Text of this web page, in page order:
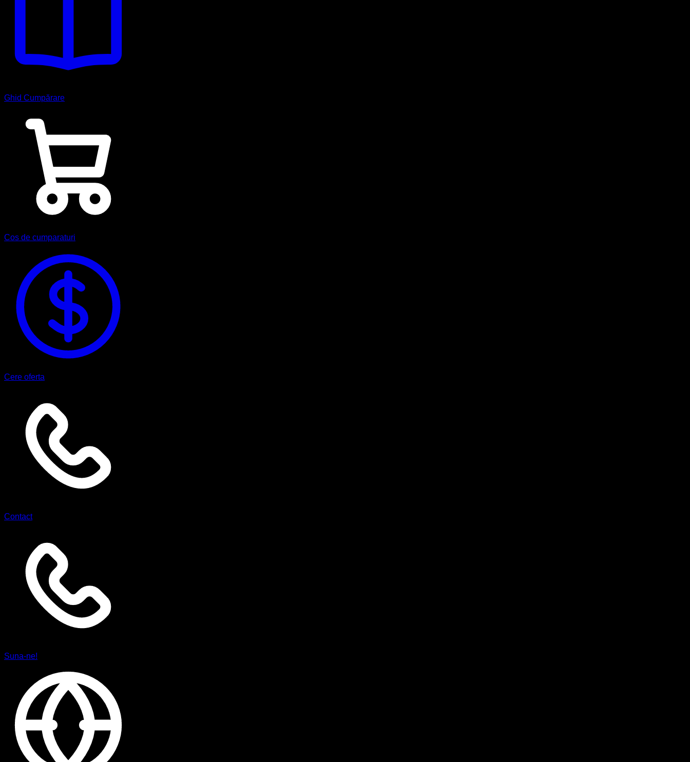
Ghid Cumpărare
Cos de cumparaturi
Cere oferta
Contact
Suna-ne!